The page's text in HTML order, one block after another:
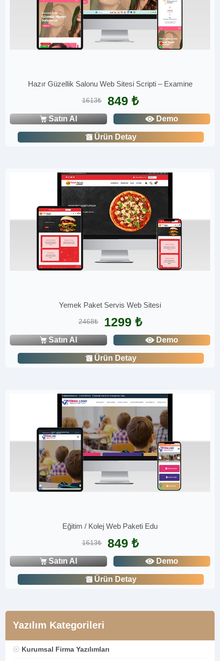
Yazılım Kategorileri
Kurumsal Firma Yazılımları
Hazır Güzellik Salonu Web Sitesi Scripti – Examine
1613₺ 849 ₺
Satın Al Demo
Ürün Detay
Yemek Paket Servis Web Sitesi
2468₺ 1299 ₺
Satın Al Demo
Ürün Detay
Eğitim / Kolej Web Paketi Edu
1613₺ 849 ₺
Satın Al Demo
Ürün Detay